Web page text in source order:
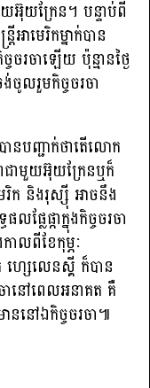
អ៊ុយក្រែន។ បន្ទាប់ពី
អាមេរិកម្នាក់បាន
រចាឡើយ ប៉ុន្មានថ្ងៃ
លរួមកិច្ចចរចា
បញ្ជាក់ថាតើលោក
ជាមួយអ៊ុយក្រែនឬក៏
រិក និងរុស្ស៉ី អាចនឹង
ផ្លែផ្កាក្នុងកិច្ចចរចា
ាលពីខែកុម្ភៈ
សេលេនស្គី ក៏បាន
ានៅពេលអនាគត គឺ
ននៅឯកិច្ចចរចា៕